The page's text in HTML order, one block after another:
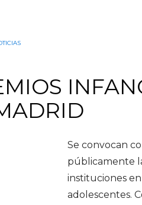
Se convocan
públicamente
instituciones
adolescentes.